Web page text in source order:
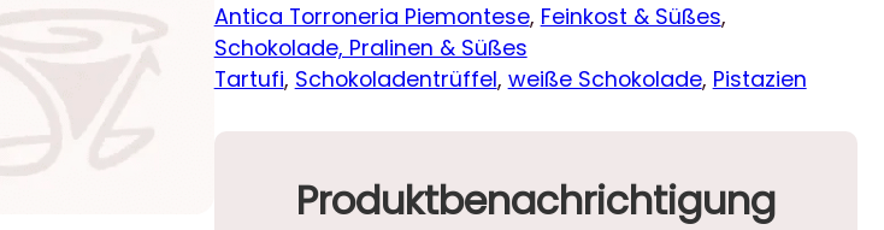
Antica Torroneria Piemontese, Feinkost & Süßes
Schokolade, Pralinen & Süßes
Tartufi, Schokoladentrüffel, weiße Schokolade, Pistazien
Produktbenachrichtigung